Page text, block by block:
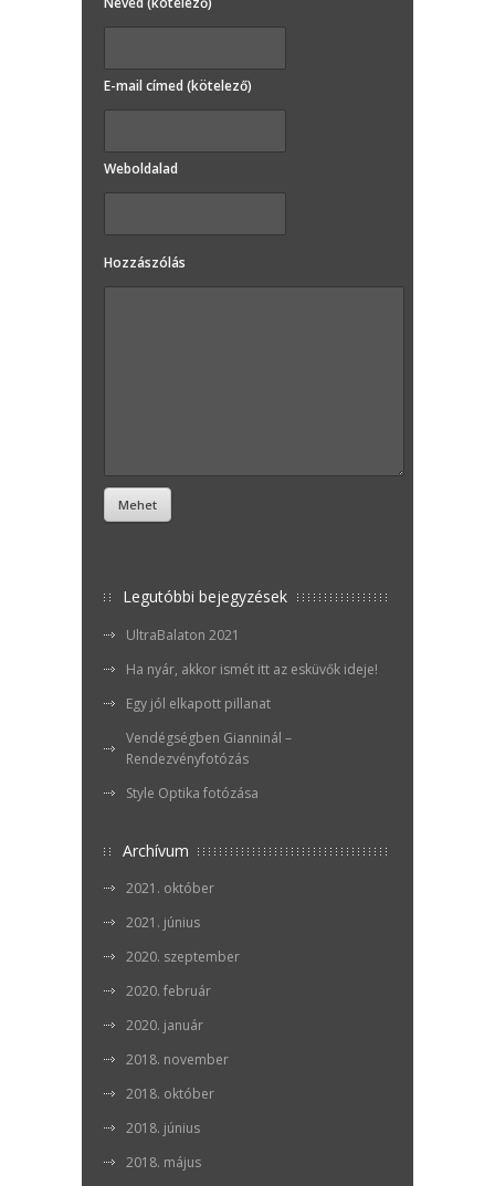
E-mail címed (kötelező)
Weboldalad
Hozzászólás
Legutóbbi bejegyzések
UltraBalaton 2021
Ha nyár, akkor ismét itt az esküvők ideje!
Egy jól elkapott pillanat
Vendégségben Gianninál –
Rendezvényfotózás
Style Optika fotózása
Archívum
2021. október
2021. június
2020. szeptember
2020. február
2020. január
2018. november
2018. október
2018. június
2018. május